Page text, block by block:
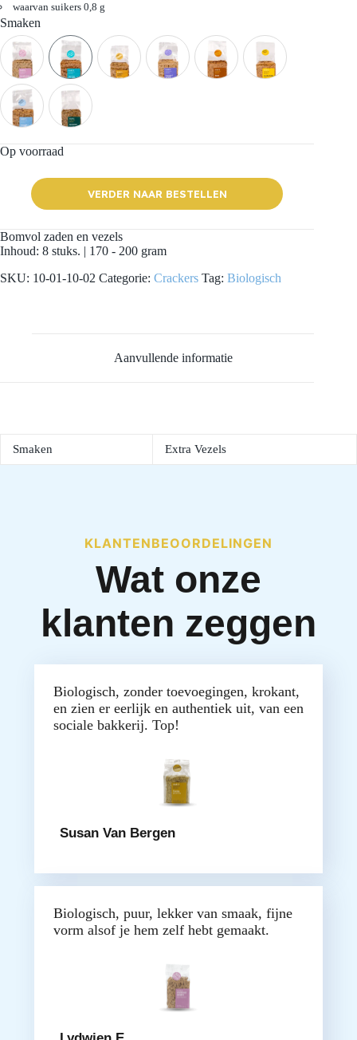
waarvan suikers 0,8 g
Smaken
Op voorraad
VERDER NAAR BESTELLEN
Bomvol zaden en vezels
Inhoud: 8 stuks. | 170 - 200 gram
SKU: 10-01-10-02 Categorie: Crackers Tag: Biologisch
Aanvullende informatie
Smaken Extra Vezels
KLANTENBEOORDELINGEN
Wat onze
klanten zeggen
Biologisch, zonder toevoegingen, krokant,
en zien er eerlijk en authentiek uit, van een
sociale bakkerij. Top!
Susan Van Bergen
Biologisch, puur, lekker van smaak, fijne
vorm alsof je hem zelf hebt gemaakt.